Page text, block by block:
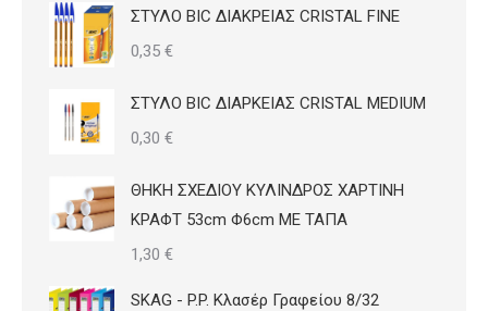
ΣΤΥΛΟ BIC ΔΙΑΚΡΕΙΑΣ CRISTAL FINE
0,35 €
ΣΤΥΛΟ BIC ΔΙΑΡΚΕΙΑΣ CRISTAL MEDIUM
0,30 €
ΘΗΚΗ ΣΧΕΔΙΟΥ ΚΥΛΙΝΔΡΟΣ ΧΑΡΤΙΝΗ
ΚΡΑΦΤ 53cm Φ6cm ΜΕ ΤΑΠΑ
1,30 €
SKAG - P.P. Κλασέρ Γραφείου 8/32